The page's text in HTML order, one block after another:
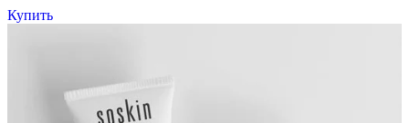
Купить